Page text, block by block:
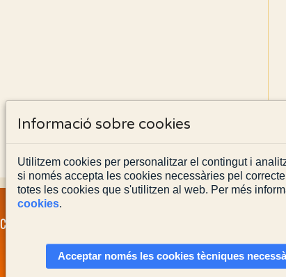
CONTACTA'NS
Informació sobre cookies
Utilitzem cookies per personalitzar el contingut i
si només accepta les cookies necessàries pel
totes les cookies que s'utilitzen al web. Per més
cookies.
Acceptar només les cookies tècniques